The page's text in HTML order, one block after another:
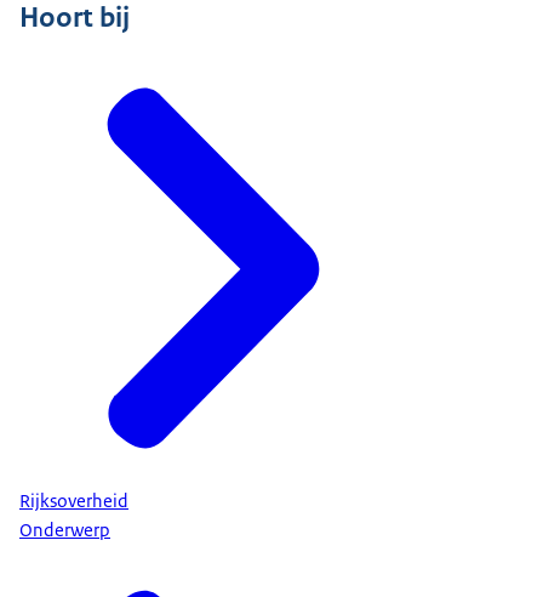
Hoort bij
Rijksoverheid
Onderwerp